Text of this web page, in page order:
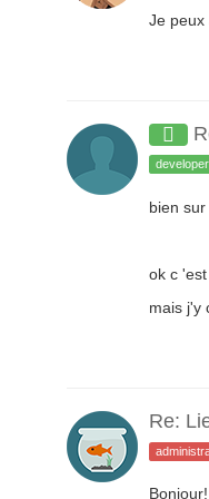
Je peux
developer
bien sur
ok c
mais j'y
Re:
Bonjour!